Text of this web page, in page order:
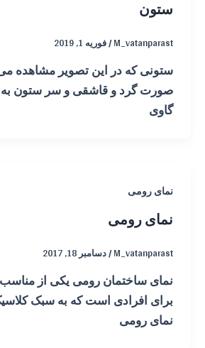
ستون
M_vatanparast
/فوریه 1, 2019
ستونی که در این تصویر مشاهده می
صورت گرد و قاشقی و سر ستون
گاوی
نمای رومی
نمای رومی
M_vatanparast
/دسامبر 18, 2017
نمای ساختمان رومی یکی از مناسب
برای افرادی است که به سبک
نمای رومی